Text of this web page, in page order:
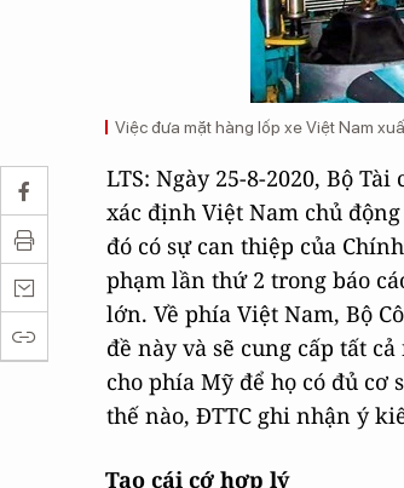
Việc đưa mặt hàng lốp xe Việt Nam
LTS: Ngày 25-8-2020, Bộ
xác định Việt Nam chủ
đó có sự can thiệp của
phạm lần thứ 2 trong báo
lớn. Về phía Việt Nam, Bộ
đề này và sẽ cung cấp tất
cho phía Mỹ để họ có đủ
thế nào, ĐTTC ghi nhận ý
Tạo cái cớ hợp lý